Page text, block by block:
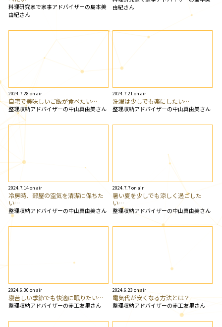
料理研究家で家事アドバイザーの島本美
由紀さん
由紀さん
2024.7.28 on air
自宅で美味しいご飯が食べたい…
整理収納アドバイザーの中山真由美さん
2024.7.21 on air
洗濯は少しでも楽にしたい…
整理収納アドバイザーの中山真由美さん
2024.7.14 on air
冷房時、部屋の空気を清潔に保ちた
い…
整理収納アドバイザーの中山真由美さん
2024.7.7 on air
暑い夏を少しでも涼しく過ごした
い…
整理収納アドバイザーの中山真由美さん
2024.6.30 on air
寝苦しい季節でも快適に眠りたい…
整理収納アドバイザーの赤工友里さん
2024.6.23 on air
電気代が安くなる方法とは？
整理収納アドバイザーの赤工友里さん